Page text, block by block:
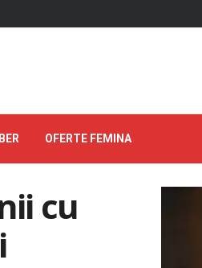
OFERTE FEMINA
cu